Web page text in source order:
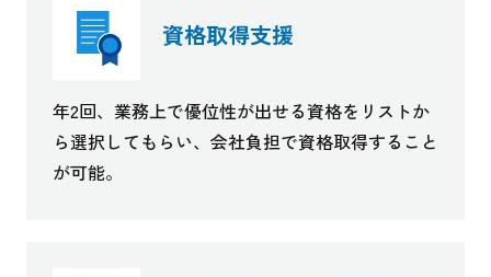
資格取得支援
年2回、業務上で優位性が出せる資格をリストか
ら選択してもらい、会社負担で資格取得すること
が可能。